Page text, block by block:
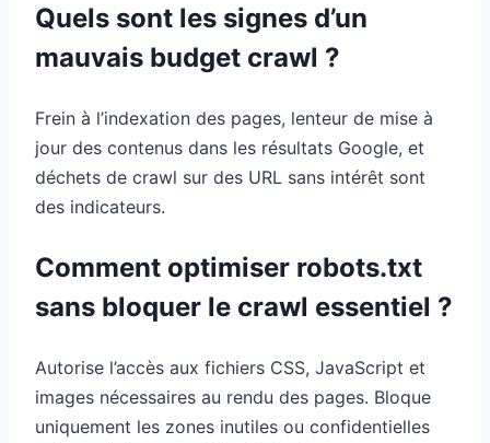
Quels sont les signes d’un
mauvais budget crawl ?
Frein à l’indexation des pages, lenteur de mise à
jour des contenus dans les résultats Google, et
déchets de crawl sur des URL sans intérêt sont
des indicateurs.
Comment optimiser robots.txt
sans bloquer le crawl essentiel ?
Autorise l’accès aux fichiers CSS, JavaScript et
images nécessaires au rendu des pages. Bloque
uniquement les zones inutiles ou confidentielles